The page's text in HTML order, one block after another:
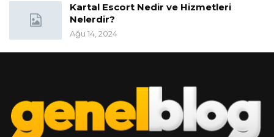
Kartal Escort Nedir ve Hizmetleri
Nelerdir?
Ağu 14, 2024